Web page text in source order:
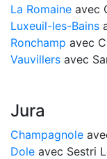
La Romaine avec
Luxeuil-les-Bains
Ronchamp avec
Vauvillers avec
Jura
Champagnole
Dole avec Sestri